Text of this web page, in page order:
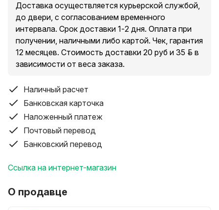
каркас стула или табурета может
быть серебристым или черным на ваш выбор.
Огромная палитра: Большой выбор расцветок обивки
(экокожа премиум-качества)
— подберем под любые обои или кухонный гарнитур.
Неубиваемая конструкция: Прочный металлокаркас
нагрузки, не расшатывается и служит годами.
Практичность 10/10: Экокожа не боится пролитого
чая или кофе, любые
загрязнения легко удаляются обычной влажной
салфеткой.
Защита пола: Специальные заглушки на ножках
линолеум от царапин.
Быстрая доставка по всей РБ транспортной
Доставка осуществляется курьерской службой,
до двери, с согласованием временного
интервала. Срок доставки 1-2 дня. Оплата при
получении, наличными либо картой. Чек, гарантия
12 месяцев. Стоимость доставки 20 руб и 35 руб. в
зависимости от веса заказа.
Наличный расчет
Банковская карточка
Наложенный платеж
Почтовый перевод
Банковский перевод
Ссылка на интернет-магазин
О продавце